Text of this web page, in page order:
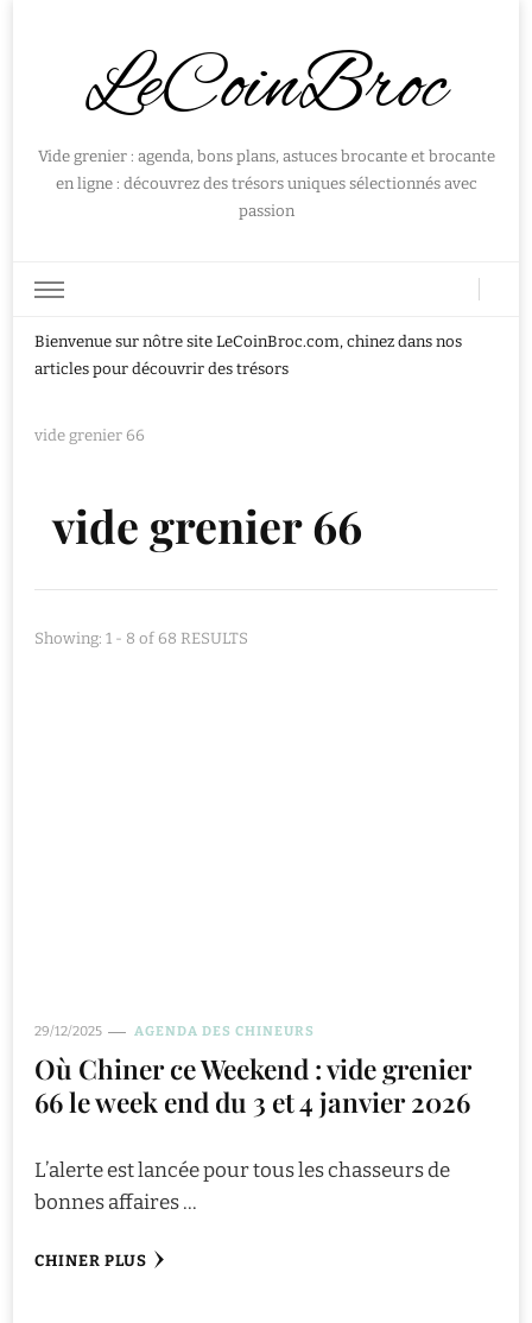
LeCoinBroc
Vide grenier : agenda, bons plans, astuces brocante et brocante
en ligne : découvrez des trésors uniques sélectionnés avec
passion
Bienvenue sur nôtre site LeCoinBroc.com, chinez dans nos
articles pour découvrir des trésors
vide grenier 66
vide grenier 66
Showing: 1 - 8 of 68 RESULTS
29/12/2025 AGENDA DES CHINEURS
Où Chiner ce Weekend : vide grenier
66 le week end du 3 et 4 janvier 2026
L’alerte est lancée pour tous les chasseurs de
bonnes affaires …
CHINER PLUS